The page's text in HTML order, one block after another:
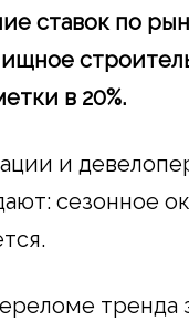
ставок по
в 20%.
и
сезонное
тренда